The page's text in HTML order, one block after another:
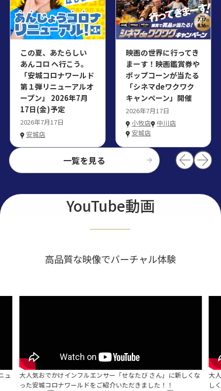
一覧を見る
この夏、あたらしい
あんコロ へ行こう。
「安城コロナワールド
第１弾リニューアルオ
ープン」 2026年7月
17日(金)予定
2026年7月17日
安城店
映画の世界に行ってき
まーす！映画鑑賞券や
ポップコーンが当たる
「シネマdeワクワク
キャンペーン」開催
2026年7月17日
小牧店
中川店
安城店
YouTube動画
高品質な映像でバーチャル体験
ュ
大人気おでかけインフルエンサー「せなたび さん」に新しくな
った安城コロナワールドをご紹介いただきました！！
大
し